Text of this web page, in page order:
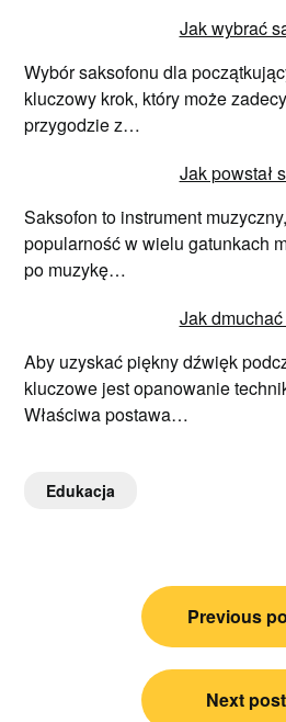
Jak wybrać
Wybór saksofonu dla
kluczowy krok, który może
przygodzie z…
Jak powstał
Saksofon to instrument
popularność w wielu gatunkach
po muzykę…
Jak
Aby uzyskać piękny dźwięk
kluczowe jest opanowanie
Właściwa postawa…
Edukacja
Nawigacja
Previous
Next post